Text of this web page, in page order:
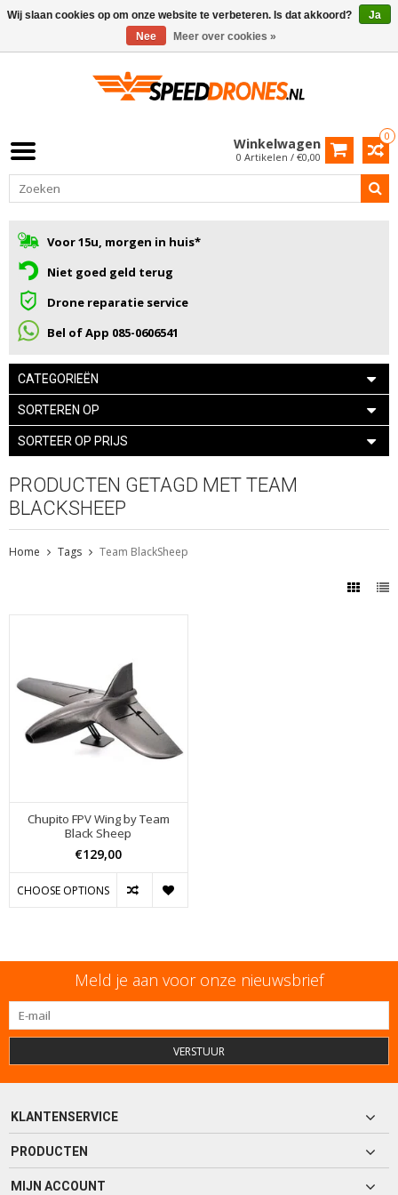
0
Winkelwagen
0 Artikelen / €0,00
Voor 15u, morgen in huis*
Niet goed geld terug
Drone reparatie service
Bel of App 085-0606541
CATEGORIEËN
SORTEREN OP
SORTEER OP PRIJS
PRODUCTEN GETAGD MET TEAM
BLACKSHEEP
Home Tags Team BlackSheep
Chupito FPV Wing by Team
Black Sheep
€129,00
CHOOSE OPTIONS
Meld je aan voor onze nieuwsbrief
VERSTUUR
KLANTENSERVICE
PRODUCTEN
MIJN ACCOUNT
Wij slaan cookies op om onze website te verbeteren. Is dat akkoord?
Ja
Nee
Meer over cookies »